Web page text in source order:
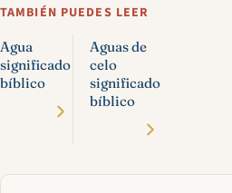
TAMBIÉN PUEDES LEER
Agua
significado
bíblico
Aguas de
celo
significado
bíblico